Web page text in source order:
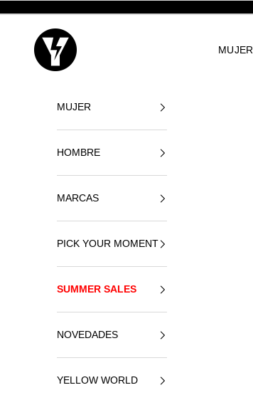
Yellowshop
MUJER
MUJER
HOMBRE
MARCAS
PICK YOUR MOMENT
SUMMER SALES
NOVEDADES
YELLOW WORLD